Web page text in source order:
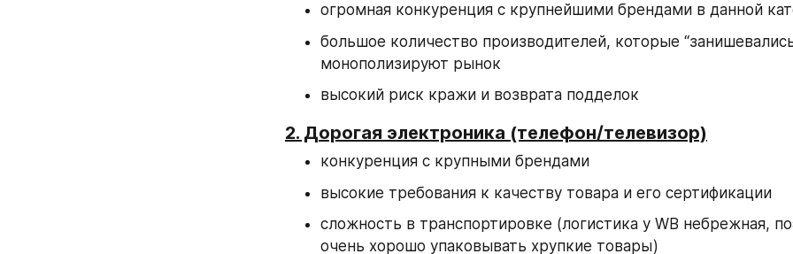
огромная конкуренция с крупнейшими брендами в данной
большое количество производителей, которые
монополизируют рынок
высокий риск кражи и возврата подделок
2. Дорогая электроника (телефон/телевизор)
конкуренция с крупными брендами
высокие требования к качеству товара и его сертификации
сложность в транспортировке (логистика у WB небрежная,
очень хорошо упаковывать хрупкие товары)